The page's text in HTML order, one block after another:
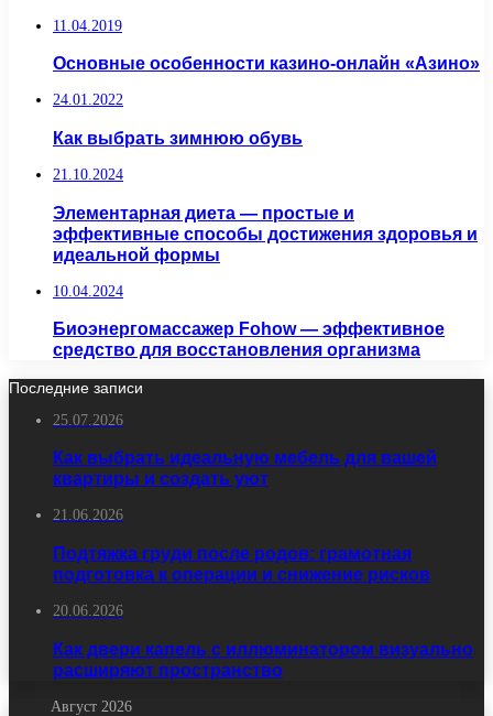
11.04.2019
Основные особенности казино-онлайн «Азино»
24.01.2022
Как выбрать зимнюю обувь
21.10.2024
Элементарная диета — простые и
эффективные способы достижения здоровья и
идеальной формы
10.04.2024
Биоэнергомассажер Fohow — эффективное
средство для восстановления организма
Последние записи
25.07.2026
Как выбрать идеальную мебель для вашей
квартиры и создать уют
21.06.2026
Подтяжка груди после родов: грамотная
подготовка к операции и снижение рисков
20.06.2026
Как двери капель с иллюминатором визуально
расширяют пространство
Август 2026